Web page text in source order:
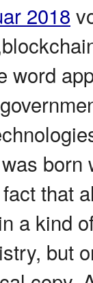
2018
word
that
a kind
but